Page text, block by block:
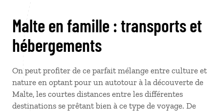
Malte en famille : transports et
hébergements
On peut profiter de ce parfait mélange entre culture et
nature en optant pour un autotour à la découverte de
Malte, les courtes distances entre les différentes
destinations se prêtant bien à ce type de voyage. De